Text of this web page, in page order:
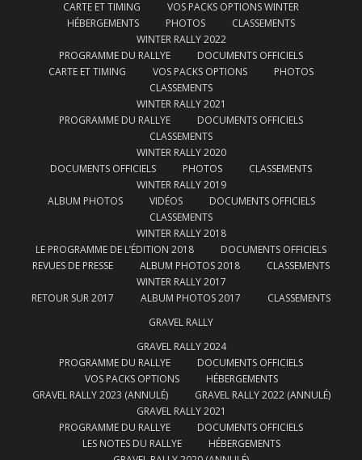
CARTE ET TIMING
VOS PACKS OPTIONS WINTER
HÉBERGEMENTS
PHOTOS
CLASSEMENTS
WINTER RALLY 2022
PROGRAMME DU RALLYE
DOCUMENTS OFFICIELS
CARTE ET TIMING
VOS PACKS OPTIONS
PHOTOS
CLASSEMENTS
WINTER RALLY 2021
PROGRAMME DU RALLYE
DOCUMENTS OFFICIELS
CLASSEMENTS
WINTER RALLY 2020
DOCUMENTS OFFICIELS
PHOTOS
CLASSEMENTS
WINTER RALLY 2019
ALBUM PHOTOS
VIDÉOS
DOCUMENTS OFFICIELS
CLASSEMENTS
WINTER RALLY 2018
LE PROGRAMME DE L’ÉDITION 2018
DOCUMENTS OFFICIELS
REVUES DE PRESSE
ALBUM PHOTOS 2018
CLASSEMENTS
WINTER RALLY 2017
RETOUR SUR 2017
ALBUM PHOTOS 2017
CLASSEMENTS
GRAVEL RALLY
GRAVEL RALLY 2024
PROGRAMME DU RALLYE
DOCUMENTS OFFICIELS
VOS PACKS OPTIONS
HÉBERGEMENTS
GRAVEL RALLY 2023 (ANNULÉ)
GRAVEL RALLY 2022 (ANNULÉ)
GRAVEL RALLY 2021
PROGRAMME DU RALLYE
DOCUMENTS OFFICIELS
LES NOTES DU RALLYE
HÉBERGEMENTS